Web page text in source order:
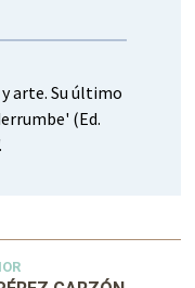
arte. Su último
(Ed.